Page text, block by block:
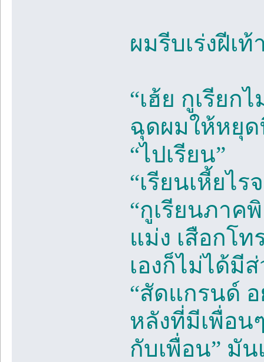
ผมรีบเร่งฝีเ
“เฮ้ย กูเรียก
ฉุดผมให้หยุด
“ไปเรียน”
“เรียนเหี้ยไร
“กูเรียนภาค
แม่ง เสือกโ
เองก็ไม่ได้มี
“สัดแกรนด์
หลังที่มีเพื่อน
กับเพื่อน” มัน